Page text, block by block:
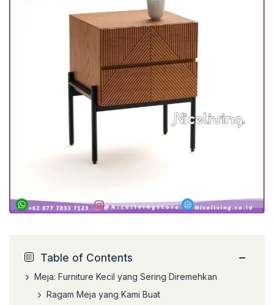
Table of Contents −
Meja: Furniture Kecil yang Sering Diremehkan
Ragam Meja yang Kami Buat